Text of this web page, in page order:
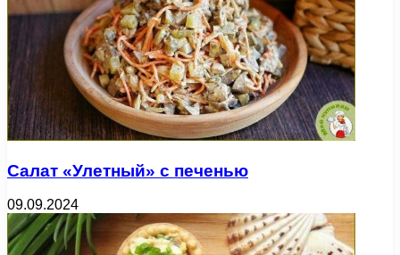
Салат «Улетный» с печенью
09.09.2024